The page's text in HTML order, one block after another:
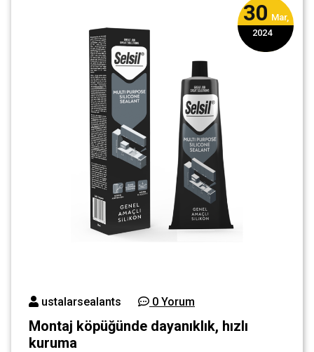
30 Mar,
2024
ustalarsealants 0 Yorum
Montaj köpüğünde dayanıklık, hızlı
kuruma